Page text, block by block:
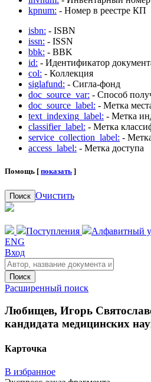
kpnum: - Номер в реестре КП
isbn: - ISBN
issn: - ISSN
bbk: - BBK
id: - Идентификатор
col: - Коллекция
siglafund: - Сигла-фонд
doc_source_var: - Способ
doc_source_label: - Метка
text_indexing_label: - Метка
classifier_label: - Метка
service_collection_label: -
access_label: - Метка доступа
Помощь [ показать ]
Поиск Очистить
Поступления Алфавитный
ENG
Вход
Поиск
Расширенный поиск
Любищев, Игорь
кандидата медицинских
Карточка
В избранное